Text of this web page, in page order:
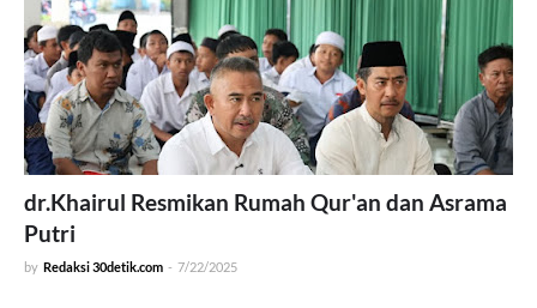
dr.Khairul Resmikan Rumah Qur'an dan Asrama
Putri
by Redaksi 30detik.com - 7/22/2025